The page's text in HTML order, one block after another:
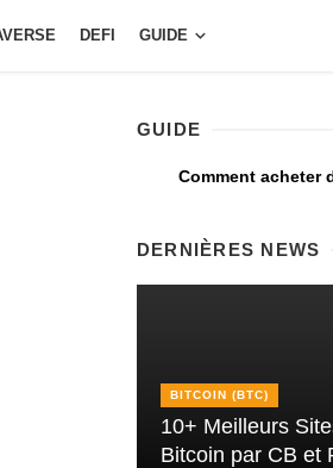
DEFI GUIDE
GUIDE
Comment acheter
DERNIÈRES NEWS
BITCOIN (BTC)
10+ Meilleurs
Bitcoin par CB et